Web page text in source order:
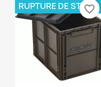
RUPTURE DE STOCK
favorite_border